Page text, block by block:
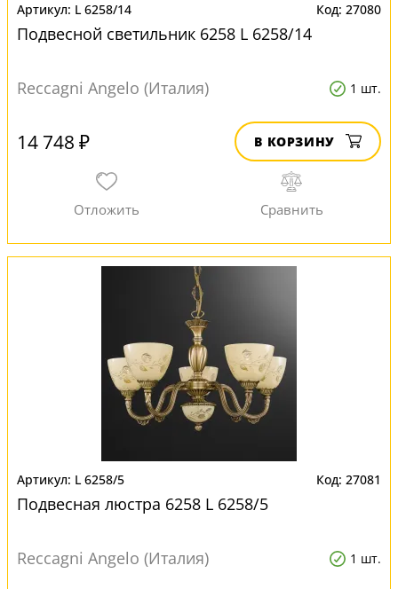
L 6258/14 27080
Подвесной светильник 6258 L 6258/14
Reccagni Angelo (Италия) 1 шт.
14 748 ₽ В КОРЗИНУ
L 6258/5 27081
Подвесная люстра 6258 L 6258/5
Reccagni Angelo (Италия) 1 шт.